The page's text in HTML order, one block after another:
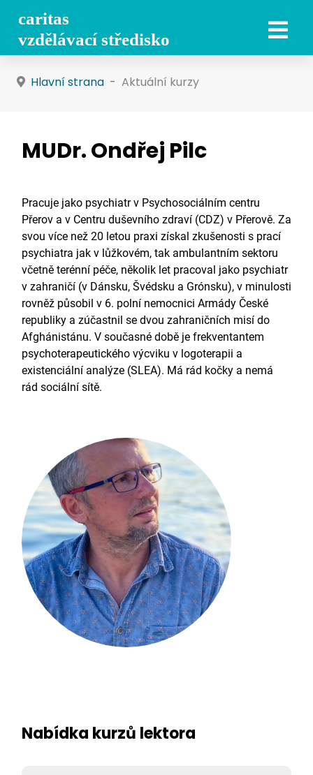
Hlavní strana Aktuální kurzy
MUDr. Ondřej Pilc
Pracuje jako psychiatr v Psychosociálním centru
Přerov a v Centru duševního zdraví (CDZ) v Přerově. Za
svou více než 20 letou praxi získal zkušenosti s prací
psychiatra jak v lůžkovém, tak ambulantním sektoru
včetně terénní péče, několik let pracoval jako psychiatr
v zahraničí (v Dánsku, Švédsku a Grónsku), v minulosti
rovněž působil v 6. polní nemocnici Armády České
republiky a zúčastnil se dvou zahraničních misí do
Afghánistánu. V současné době je frekventantem
psychoterapeutického výcviku v logoterapii a
existenciální analýze (SLEA). Má rád kočky a nemá
rád sociální sítě.
Nabídka kurzů lektora